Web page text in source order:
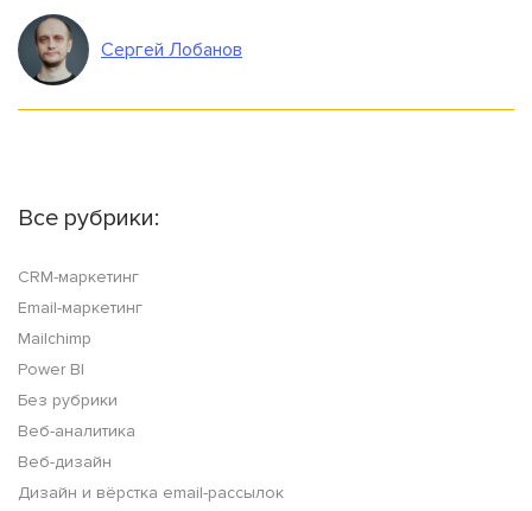
Сергей Лобанов
Все рубрики:
CRM-маркетинг
Email-маркетинг
Mailchimp
Power BI
Без рубрики
Веб-аналитика
Веб-дизайн
Дизайн и вёрстка email-рассылок